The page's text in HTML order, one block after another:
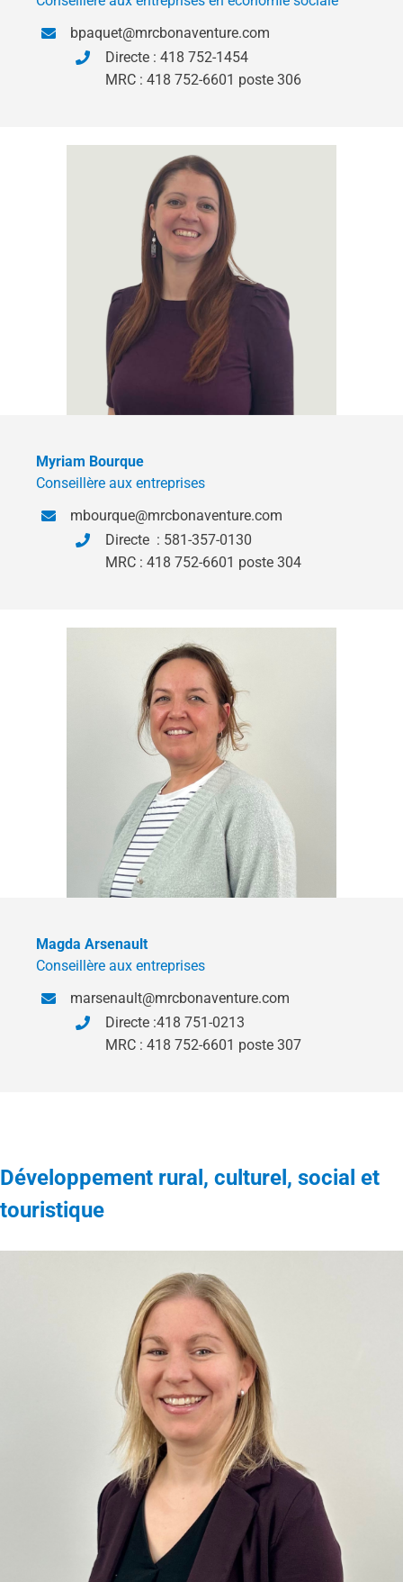
bpaquet@mrcbonaventure.com
Directe : 418 752-1454
MRC : 418 752-6601 poste 306
Myriam Bourque
Conseillère aux entreprises
mbourque@mrcbonaventure.com
Directe : 581-357-0130
MRC : 418 752-6601 poste 304
Magda Arsenault
Conseillère aux entreprises
marsenault@mrcbonaventure.com
Directe :418 751-0213
MRC : 418 752-6601 poste 307
Développement rural, culturel, social et
touristique